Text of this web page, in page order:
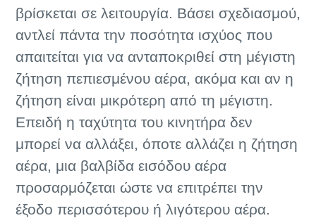
βρίσκεται σε λειτουργία. Βάσει σχεδιασμού,
αντλεί πάντα την ποσότητα ισχύος που
απαιτείται για να ανταποκριθεί στη μέγιστη
ζήτηση πεπιεσμένου αέρα, ακόμα και αν η
ζήτηση είναι μικρότερη από τη μέγιστη.
Επειδή η ταχύτητα του κινητήρα δεν
μπορεί να αλλάξει, όποτε αλλάζει η ζήτηση
αέρα, μια βαλβίδα εισόδου αέρα
προσαρμόζεται ώστε να επιτρέπει την
έξοδο περισσότερου ή λιγότερου αέρα.